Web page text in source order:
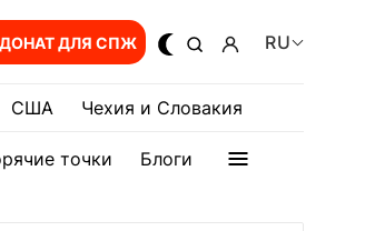
ДОНАТ ДЛЯ СПЖ RU
США Чехия и Словакия
точки Блоги